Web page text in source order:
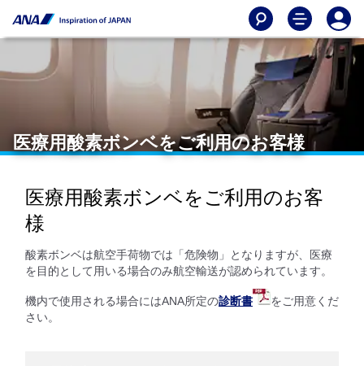
医療用酸素ボンベをご利用のお客様
医療用酸素ボンベをご利用のお客
様
酸素ボンベは航空手荷物では「危険物」となりますが、医療
を目的として用いる場合のみ航空輸送が認められています。
機内で使用される場合にはANA所定の診断書
をご用意くだ
さい。